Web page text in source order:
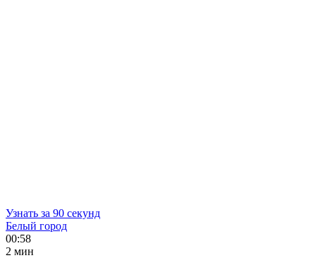
Узнать за 90 секунд
Белый город
00:58
2 мин